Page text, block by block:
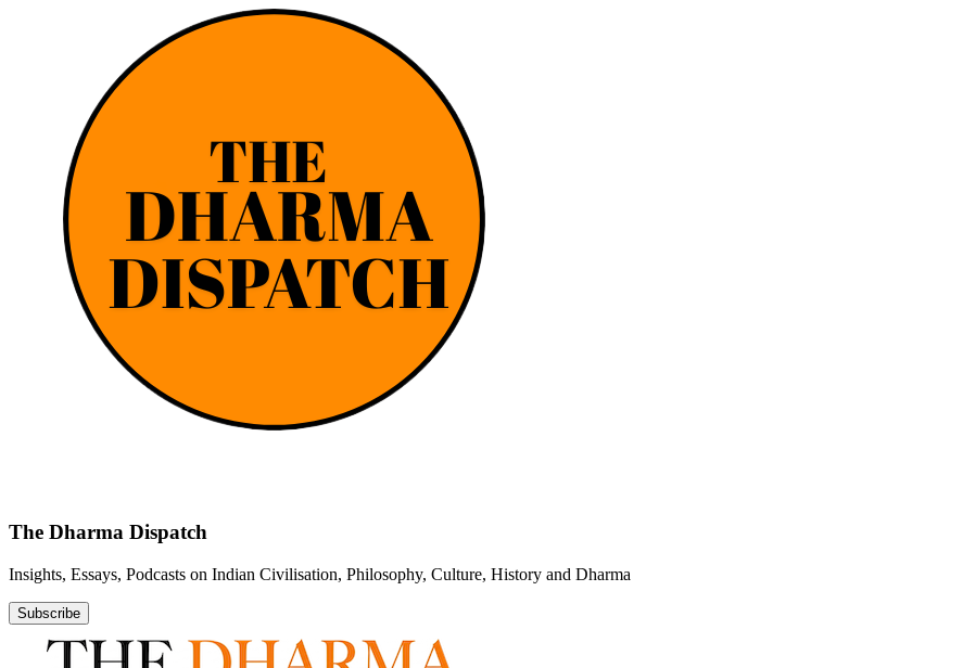
The Dharma Dispatch
Insights, Essays, Podcasts on Indian Civilisation, Philosophy, Culture, History and Dharma
Subscribe